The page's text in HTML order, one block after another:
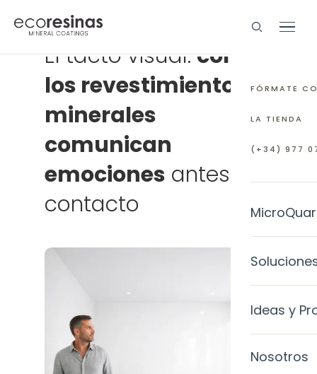
FÓRMATE
LA TIENDA
(+34) 977
SISTEMAS
Calce
Ideas y
Galería
Nosotros
El tacto visual:cómo
los revestimientos
minerales
comunican
emociones antes del
contacto